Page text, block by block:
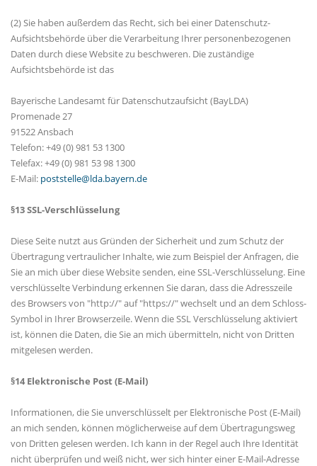
(2) Sie haben außerdem das Recht, sich bei einer Datenschutz-
Aufsichtsbehörde über die Verarbeitung Ihrer personenbezogenen
Daten durch diese Website zu beschweren. Die zuständige
Aufsichtsbehörde ist das
Bayerische Landesamt für Datenschutzaufsicht (BayLDA)
Promenade 27
91522 Ansbach
Telefon: +49 (0) 981 53 1300
Telefax: +49 (0) 981 53 98 1300
E-Mail: poststelle@lda.bayern.de
§13 SSL-Verschlüsselung
Diese Seite nutzt aus Gründen der Sicherheit und zum Schutz der
Übertragung vertraulicher Inhalte, wie zum Beispiel der Anfragen, die
Sie an mich über diese Website senden, eine SSL-Verschlüsselung. Eine
verschlüsselte Verbindung erkennen Sie daran, dass die Adresszeile
des Browsers von "http://" auf "https://" wechselt und an dem Schloss-
Symbol in Ihrer Browserzeile. Wenn die SSL Verschlüsselung aktiviert
ist, können die Daten, die Sie an mich übermitteln, nicht von Dritten
mitgelesen werden.
§14 Elektronische Post (E-Mail)
Informationen, die Sie unverschlüsselt per Elektronische Post (E-Mail)
an mich senden, können möglicherweise auf dem Übertragungsweg
von Dritten gelesen werden. Ich kann in der Regel auch Ihre Identität
nicht überprüfen und weiß nicht, wer sich hinter einer E-Mail-Adresse